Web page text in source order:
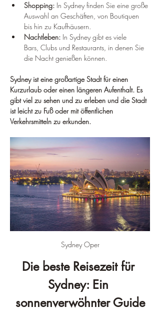
Shopping: In Sydney finden Sie eine große
Auswahl an Geschäften, von Boutiquen
bis hin zu Kaufhäusern.
Nachtleben: In Sydney gibt es viele
Bars, Clubs und Restaurants, in denen Sie
die Nacht genießen können.
Sydney ist eine großartige Stadt für einen
Kurzurlaub oder einen längeren Aufenthalt. Es
gibt viel zu sehen und zu erleben und die Stadt
ist leicht zu Fuß oder mit öffentlichen
Verkehrsmitteln zu erkunden.
Sydney Oper
Die beste Reisezeit für
Sydney: Ein
sonnenverwöhnter Guide